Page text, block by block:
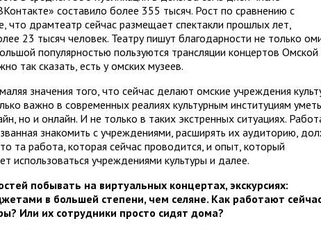
составило более 355 тысяч. Рост по сравнению с
драмтеатр сейчас размещает спектакли прошлых лет,
23 тысяч человек. Театру пишут благодарности не только
популярностью пользуются трансляции концертов Омской
так сказать, есть у омских музеев.
значения того, что сейчас делают омские учреждения
важно в современных реалиях культурным институциям уметь
но и онлайн. И не только в таких экстренных ситуациях.
знакомить с учреждениями, расширять их аудиторию,
та работа, которая сейчас проводится, и опыт, который
использоваться учреждениями культуры и далее.
побывать на виртуальных концертах, экскурсиях:
в большей степени, чем селяне. Как работают
Или их сотрудники просто сидят дома?